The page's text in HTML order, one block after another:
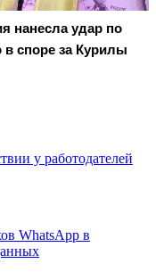
нанесла удар по
в споре за Курилы
у работодателей
WhatsApp в